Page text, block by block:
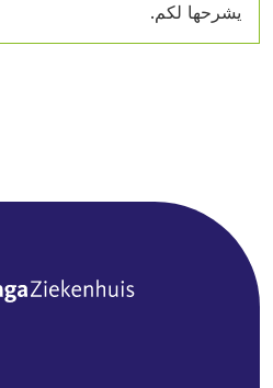
يشرحها لكم.